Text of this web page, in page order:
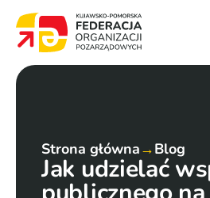
Projekty
Członkowie
English summary
Strona główna→Blog
Jak udzielać